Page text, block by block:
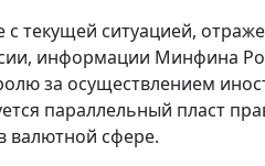
текущей ситуацией,
информации Минфина
за осуществлением
параллельный пласт
валютной сфере.